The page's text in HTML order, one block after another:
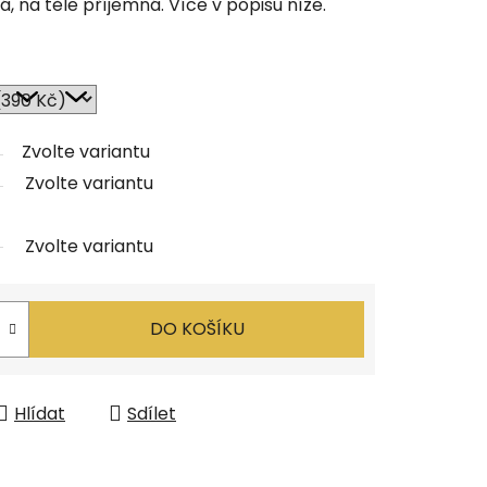
Zvolte variantu
Zvolte variantu
Zvolte variantu
DO KOŠÍKU
Hlídat Sdílet